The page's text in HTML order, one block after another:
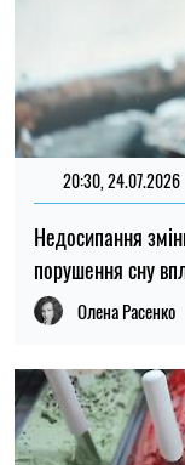
20:30, 24.07.2026
Недосипання
порушення сну
Олена Расенко